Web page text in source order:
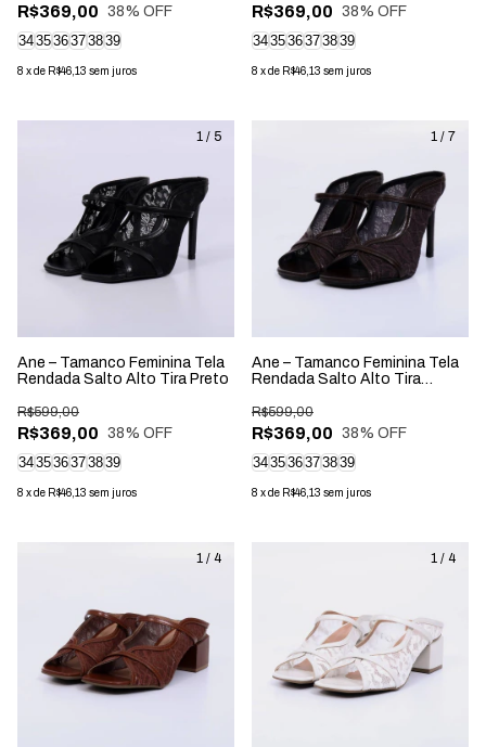
R$369,00 38% OFF
343536373839
8 xde R$46,13 sem juros
R$369,00 38% OFF
343536373839
8 xde R$46,13 sem juros
1 / 5
Ane – Tamanco Feminina Tela
Rendada Salto Alto Tira Preto
R$369,00
R$599,00
38% OFF
343536373839
8 xde R$46,13 sem juros
1 / 7
Ane – Tamanco Feminina Tela
Rendada Salto Alto Tira
R$369,00
R$599,00
38% OFF
343536373839
8 xde R$46,13 sem juros
1 / 4 1 / 4